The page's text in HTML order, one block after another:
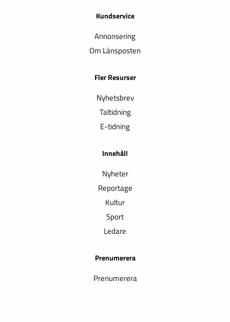
Kundservice
Annonsering
Om Länsposten
Fler Resurser
Nyhetsbrev
Taltidning
E-tidning
Innehåll
Nyheter
Reportage
Kultur
Sport
Ledare
Prenumerera
Prenumerera